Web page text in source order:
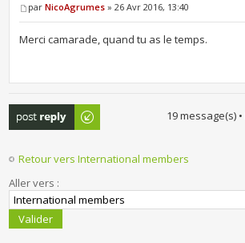
parNicoAgrumes » 26 Avr 2016, 13:40
Merci camarade, quand tu as le temps.
Publier une
réponse
19 message(s) •
Retour vers International members
Aller vers :